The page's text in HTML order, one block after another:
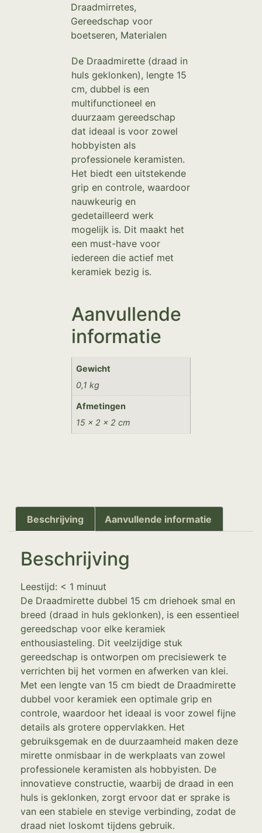
Draadmirretes,
Gereedschap voor
boetseren, Materialen
De Draadmirette (draad in
huls geklonken), lengte 15
cm, dubbel is een
multifunctioneel en
duurzaam gereedschap
dat ideaal is voor zowel
hobbyisten als
professionele keramisten.
Het biedt een uitstekende
grip en controle, waardoor
nauwkeurig en
gedetailleerd werk
mogelijk is. Dit maakt het
een must-have voor
iedereen die actief met
keramiek bezig is.
Aanvullende
informatie
Gewicht
0,1 kg
Afmetingen
15 × 2 × 2 cm
Beschrijving Aanvullende informatie
Beschrijving
Leestijd: < 1 minuut
De Draadmirette dubbel 15 cm driehoek smal en
breed (draad in huls geklonken), is een essentieel
gereedschap voor elke keramiek
enthousiasteling. Dit veelzijdige stuk
gereedschap is ontworpen om precisiewerk te
verrichten bij het vormen en afwerken van klei.
Met een lengte van 15 cm biedt de Draadmirette
dubbel voor keramiek een optimale grip en
controle, waardoor het ideaal is voor zowel fijne
details als grotere oppervlakken. Het
gebruiksgemak en de duurzaamheid maken deze
mirette onmisbaar in de werkplaats van zowel
professionele keramisten als hobbyisten. De
innovatieve constructie, waarbij de draad in een
huls is geklonken, zorgt ervoor dat er sprake is
van een stabiele en stevige verbinding, zodat de
draad niet loskomt tijdens gebruik.